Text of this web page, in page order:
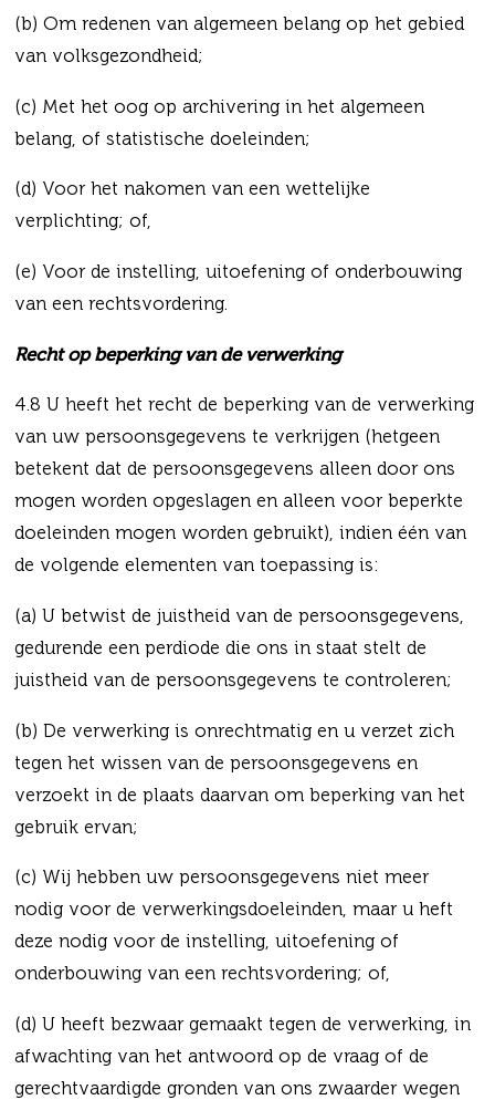
(b) Om redenen van algemeen belang op het gebied
van volksgezondheid;
(c) Met het oog op archivering in het algemeen
belang, of statistische doeleinden;
(d) Voor het nakomen van een wettelijke
verplichting; of,
(e) Voor de instelling, uitoefening of onderbouwing
van een rechtsvordering.
Recht op beperking van de verwerking
4.8 U heeft het recht de beperking van de verwerking
van uw persoonsgegevens te verkrijgen (hetgeen
betekent dat de persoonsgegevens alleen door ons
mogen worden opgeslagen en alleen voor beperkte
doeleinden mogen worden gebruikt), indien één van
de volgende elementen van toepassing is:
(a) U betwist de juistheid van de persoonsgegevens,
gedurende een perdiode die ons in staat stelt de
juistheid van de persoonsgegevens te controleren;
(b) De verwerking is onrechtmatig en u verzet zich
tegen het wissen van de persoonsgegevens en
verzoekt in de plaats daarvan om beperking van het
gebruik ervan;
(c) Wij hebben uw persoonsgegevens niet meer
nodig voor de verwerkingsdoeleinden, maar u heft
deze nodig voor de instelling, uitoefening of
onderbouwing van een rechtsvordering; of,
(d) U heeft bezwaar gemaakt tegen de verwerking, in
afwachting van het antwoord op de vraag of de
gerechtvaardigde gronden van ons zwaarder wegen